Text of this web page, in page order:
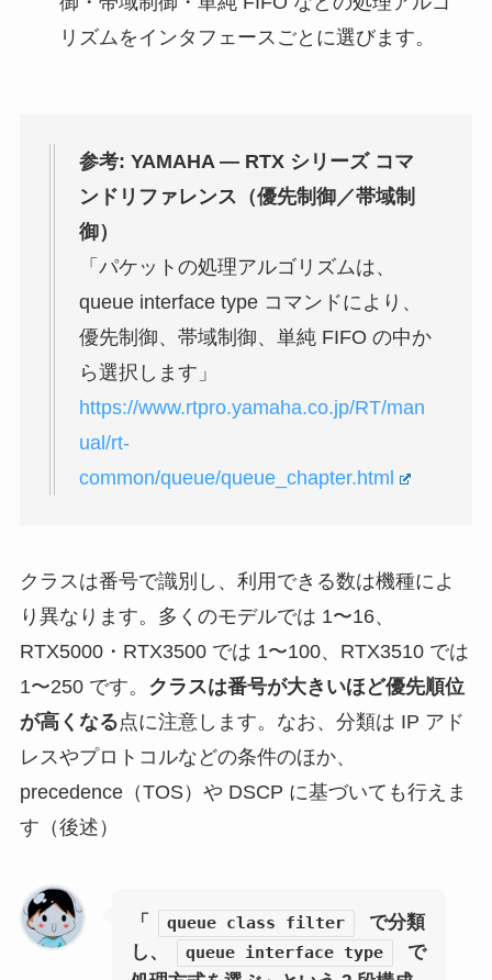
リズムをインタフェースごとに選びます。
参考: YAMAHA — RTX シリーズ コマ
ンドリファレンス（優先制御／帯域制
御）
「パケットの処理アルゴリズムは、
queue interface type コマンドにより、
優先制御、帯域制御、単純 FIFO の中か
ら選択します」
https://www.rtpro.yamaha.co.jp/RT/man
ual/rt-
common/queue/queue_chapter.html
クラスは番号で識別し、利用できる数は機種によ
り異なります。多くのモデルでは 1〜16、
RTX5000・RTX3500 では 1〜100、RTX3510 では
1〜250 です。 クラスは番号が大きいほど優先順位
が高くなる点に注意します。なお、分類は IP アド
レスやプロトコルなどの条件のほか、
precedence（TOS）や DSCP に基づいても行えま
す（後述）
「 queue class filter
で分類
し、
queue interface type
で